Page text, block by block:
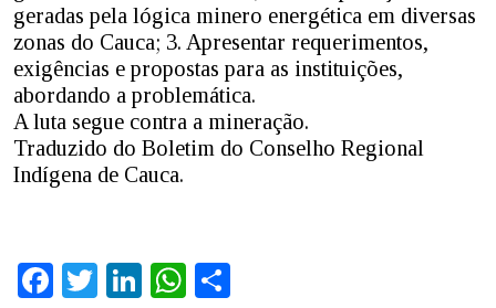
geradas pela lógica minero energética em diversas
zonas do Cauca; 3. Apresentar requerimentos,
exigências e propostas para as instituições,
abordando a problemática.
A luta segue contra a mineração.
Traduzido do Boletim do Conselho Regional
Indígena de Cauca.
Facebook
TwitterLinkedInWhatsApp